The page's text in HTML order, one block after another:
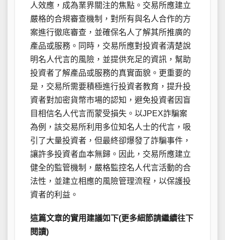
人效應，成為業界關注的焦點。交易所應建立
嚴格的合規審查機制，對所有與名人合作的方
案進行徹底審查，並確保名人了解其所推廣的
產品或服務。同時，交易所應對投資者清楚說
明名人代言的風險，並提供充足的資訊，幫助
投資者了解產品或服務的真實面貌。更重要的
是，交易所需要積極進行投資者教育，提升投
資者對加密貨幣市場的認知，避免投資者因盲
目相信名人代言而蒙受損失。以JPEX詐騙案
為例，該交易所利用多位知名人士的代言，吸
引了大量投資者，但最終卻爆發了詐騙事件，
讓許多投資者血本無歸。因此，交易所應建立
健全的監管機制，嚴格監控名人代言活動的合
法性，並建立相應的風險管理流程，以保護投
資者的利益。
這篇文章的實用建議如下(更多細節請繼續往下
閱讀)